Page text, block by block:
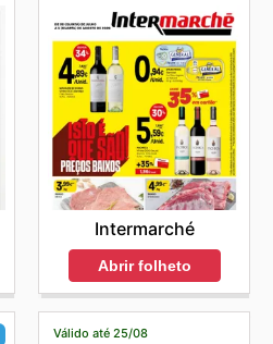
Intermarché
Abrir folheto
Válido até 25/08